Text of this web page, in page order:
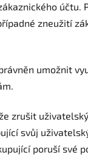
účtu.
zneužití
umožnit
zrušit
svůj
poruší své